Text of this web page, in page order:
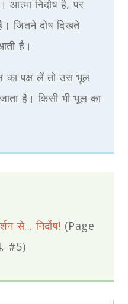
आत्मा निर्दोष है, पर
जितने दोष दिखते
है।
का पक्ष लें तो उस भूल
है। किसी भी भूल का
से... निर्दोष! (Page
#5)